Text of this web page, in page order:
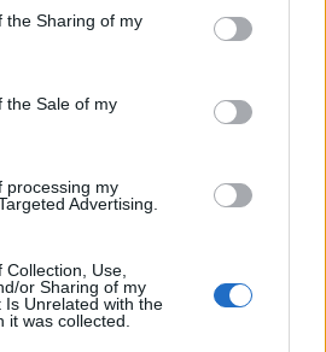
the Sharing of my
the Sale of my
processing my
Advertising.
Use,
or Sharing of my
Is Unrelated with the
it was collected.
Kviečia pasinaudoti
finansuojamų vietų